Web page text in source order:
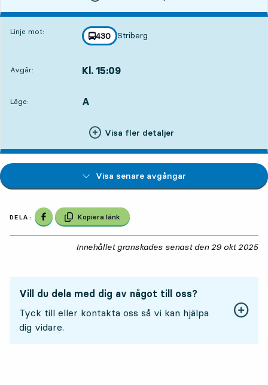
Linje mot: linje
430
mot
Striberg
,
Avgår: Kl. 15:09
Läge:
LÄGE, A
,
Visa fler detaljer
Visa senare avgångar
DELA: Dela på Facebook
Kopiera länk
Innehållet granskades senast den 29 okt 2025
Vill du dela med dig av något till oss?
Tyck till eller kontakta oss så vi kan hjälpa
dig vidare.